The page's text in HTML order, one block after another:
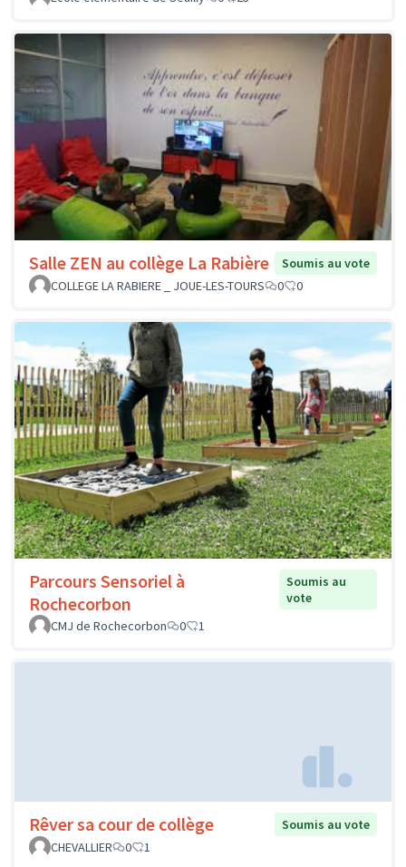
Salle ZEN au collège La Rabière
Soumis au vote
COLLEGE LA RABIERE _ JOUE-LES-TOURS
0 0
Parcours Sensoriel à
Rochecorbon
Soumis au
vote
CMJ de Rochecorbon
0 1
Rêver sa cour de collège
Soumis au vote
CHEVALLIER
0 1